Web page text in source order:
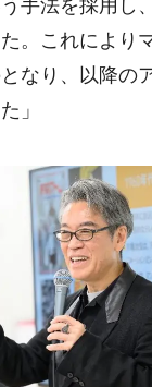
手法を採用し
。これにより
なり、以降の
」